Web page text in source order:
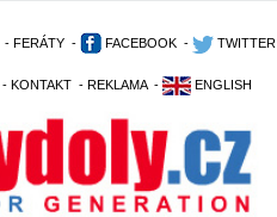
- FERÁTY - FACEBOOK - TWITTER
- KONTAKT - REKLAMA - ENGLISH